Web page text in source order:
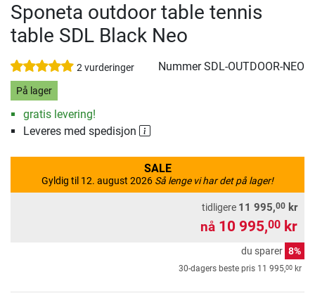
Sponeta outdoor table tennis
table SDL Black Neo
2 vurderinger NummerSDL-OUTDOOR-NEO
På lager
gratis levering!
Leveres med spedisjon
SALE
Gyldig til 12. august 2026 Så lenge vi har det på lager!
tidligere 11 995,00 kr
nå 10 995,00 kr
du sparer 8%
30-dagers beste pris 11 995,00 kr